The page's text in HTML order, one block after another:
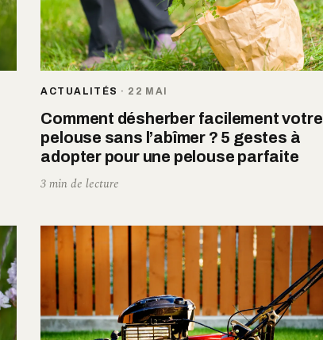
ACTUALITÉS · 22 MAI
Comment désherber facilement votre
pelouse sans l’abîmer ? 5 gestes à
adopter pour une pelouse parfaite
3 min de lecture